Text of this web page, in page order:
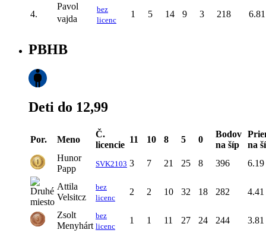
4.
Pavol
vajda
bez
licenc
1 5 14 9 3 218 6.81
PBHB
Deti do 12,99
Por. Meno
Č.
licencie
11 10 8 5 0
Bodov
na šíp
na
Hunor
Papp
SVK2103 3 7 21 25 8 396 6.19
Attila
Velsitcz
bez
licenc
2 2 10 32 18 282 4.41
Zsolt
Menyhárt
bez
licenc
1 1 11 27 24 244 3.81